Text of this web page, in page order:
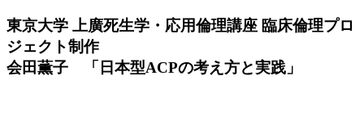
東京大学 上廣死生学・応用倫理講座 臨床倫理プロ
ジェクト制作
会田薫子 「日本型ACPの考え方と実践」